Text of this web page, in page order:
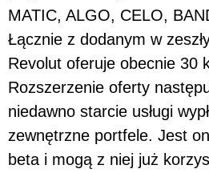
MATIC, ALGO, CELO,
Łącznie z dodanym w
Revolut oferuje obecnie 30
Rozszerzenie oferty
niedawno starcie usługi
zewnętrzne portfele. Jest
beta i mogą z niej już